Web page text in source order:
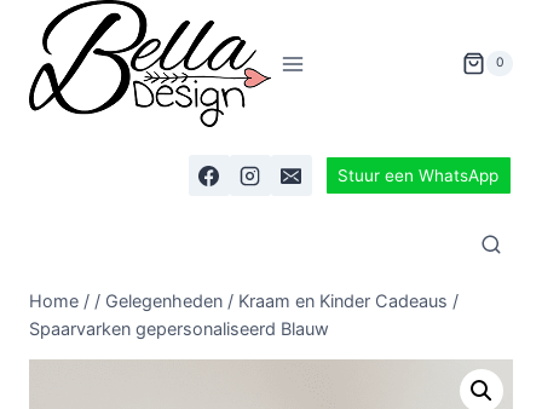
0
Stuur een WhatsApp
Home / / Gelegenheden / Kraam en Kinder Cadeaus /
Spaarvarken gepersonaliseerd Blauw